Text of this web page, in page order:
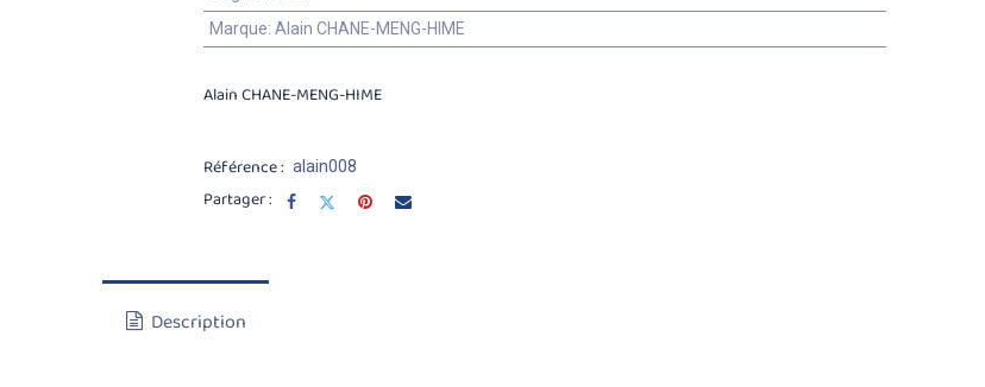
Marque: Alain CHANE-MENG-HIME
Alain CHANE-MENG-HIME
Référence : alain008
Partager :
Description